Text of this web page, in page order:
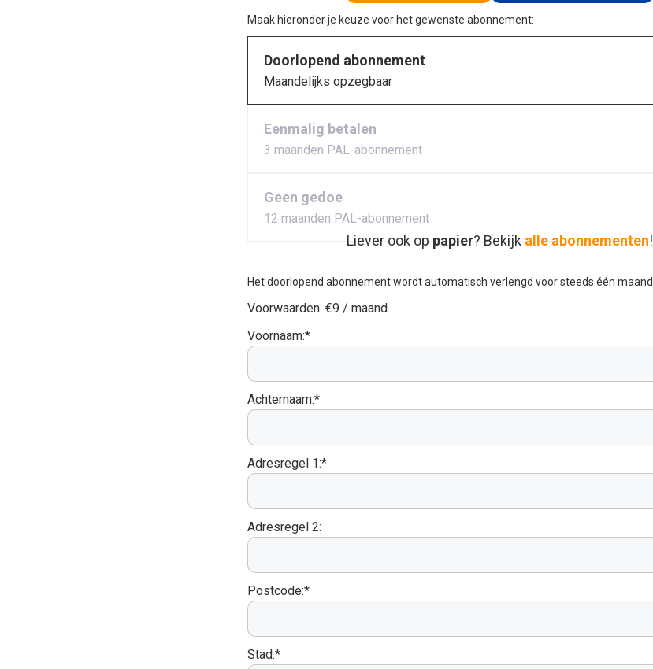
Maak hieronder je keuze voor het gewenste abonnement:
Doorlopend abonnement
Maandelijks opzegbaar
Eenmalig betalen
3 maanden PAL-abonnement
Geen gedoe
12 maanden PAL-abonnement
Liever ook op papier? Bekijk alle abonnementen!
Het doorlopend abonnement wordt automatisch verlengd voor steeds één maand.
Voorwaarden: €9 / maand
Voornaam:*
Achternaam:*
Adresregel 1:*
Adresregel 2:
Postcode:*
Stad:*